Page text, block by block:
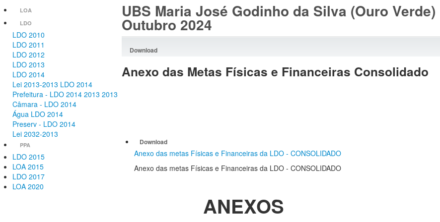
UBS Maria José Godinho da Silva (Ouro Verde)
Outubro 2024
Download
Anexo das Metas Físicas e Financeiras Consolidado
Download
Anexo das metas Físicas e Financeiras da LDO - CONSOLIDADO
Anexo das metas Físicas e Financeiras da LDO - CONSOLIDADO
LOA
LDO
LDO 2010
LDO 2011
LDO 2012
LDO 2013
LDO 2014
Lei 2013-2013 LDO 2014
Prefeitura - LDO 2014 2013 2013
Câmara - LDO 2014
Água LDO 2014
Preserv - LDO 2014
Lei 2032-2013
PPA
LDO 2015
LOA 2015
LDO 2017
LOA 2020
ANEXOS